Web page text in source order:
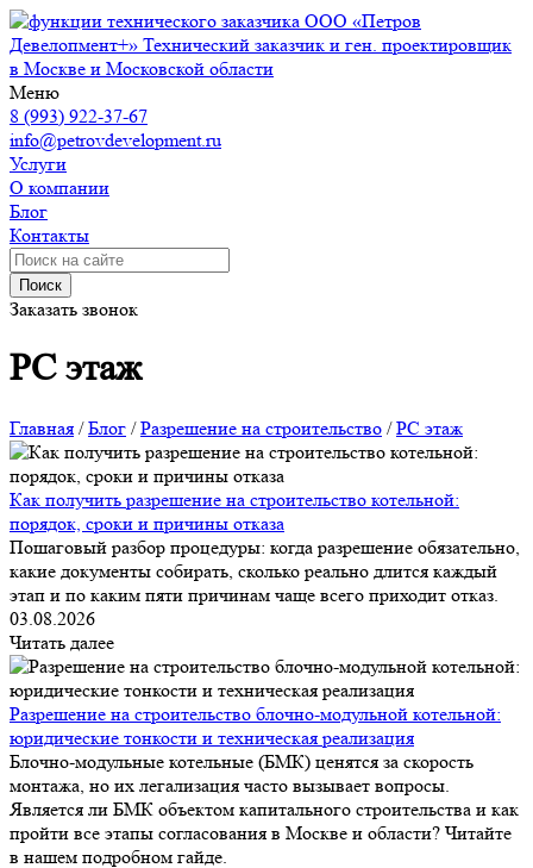
ООО «Петров
Девелопмент+» Технический заказчик и ген. проектировщик
в Москве и Московской области
Меню
8 (993) 922-37-67
info@petrovdevelopment.ru
Услуги
О компании
Блог
Контакты
Поиск
Заказать звонок
РС этаж
Главная /Блог /Разрешение на строительство /РС этаж
Как получить разрешение на строительство котельной:
порядок, сроки и причины отказа
Пошаговый разбор процедуры: когда разрешение обязательно,
какие документы собирать, сколько реально длится каждый
этап и по каким пяти причинам чаще всего приходит отказ.
03.08.2026
Читать далее
Разрешение на строительство блочно-модульной котельной:
юридические тонкости и техническая реализация
Блочно-модульные котельные (БМК) ценятся за скорость
монтажа, но их легализация часто вызывает вопросы.
Является ли БМК объектом капитального строительства и как
пройти все этапы согласования в Москве и области? Читайте
в нашем подробном гайде.